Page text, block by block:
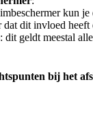
kun je
dat dit invloed heeft
geldt meestal
bij het